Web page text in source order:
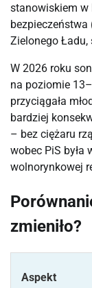
stanowiskiem w
bezpieczeństwa
Zielonego Ładu,
W 2026 roku
na poziomie
przyciągała
bardziej
– bez ciężaru
wobec PiS była
wolnorynkowej
zmieniło?
Aspekt